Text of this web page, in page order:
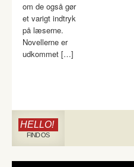
om de også gør
et varigt indtryk
på læserne.
Novellerne er
udkommet […]
HELLO!
FIND OS